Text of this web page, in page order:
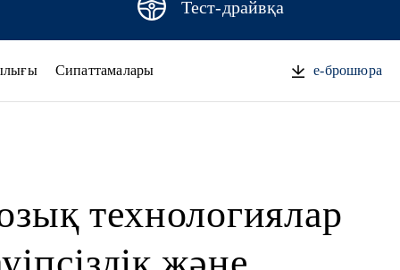
Тест-драйвқа
Сипаттамалары e-брошюра
технологиялар